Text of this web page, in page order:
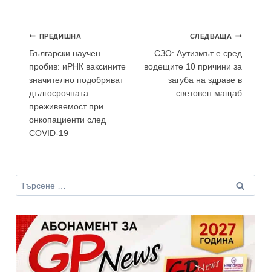
Навигация
ПРЕДИШНА
Български научен
пробив: иРНК ваксините
значително подобряват
дългосрочната
преживяемост при
онкопациенти след
COVID-19
СЛЕДВАЩА
СЗО: Аутизмът е сред
водещите 10 причини за
загуба на здраве в
световен мащаб
Търсене
за: